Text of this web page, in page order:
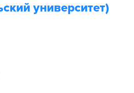
университет)